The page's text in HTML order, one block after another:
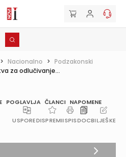
> Nacionalno > Podzakonski
za odlučivanje...
POGLAVLJA ČLANCI NAPOMENE
USPOREDISPREMIISPISDOCBILJEŠKE